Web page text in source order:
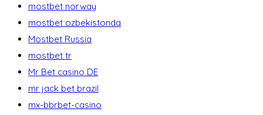
mostbet norway
mostbet ozbekistonda
Mostbet Russia
mostbet tr
Mr Bet casino DE
mr jack bet brazil
mx-bbrbet-casino